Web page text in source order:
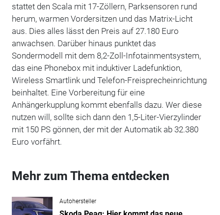
stattet den Scala mit 17-Zöllern, Parksensoren rund
herum, warmen Vordersitzen und das Matrix-Licht
aus. Dies alles lässt den Preis auf 27.180 Euro
anwachsen. Darüber hinaus punktet das
Sondermodell mit dem 8,2-Zoll-Infotainmentsystem,
das eine Phonebox mit induktiver Ladefunktion,
Wireless Smartlink und Telefon-Freisprecheinrichtung
beinhaltet. Eine Vorbereitung für eine
Anhängerkupplung kommt ebenfalls dazu. Wer diese
nutzen will, sollte sich dann den 1,5-Liter-Vierzylinder
mit 150 PS gönnen, der mit der Automatik ab 32.380
Euro vorfährt.
Mehr zum Thema entdecken
Autohersteller